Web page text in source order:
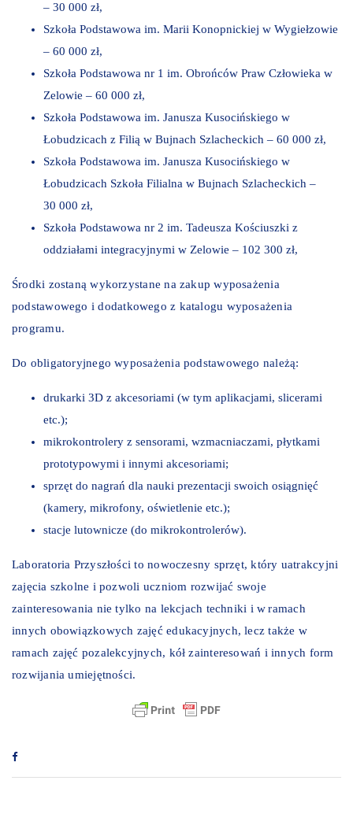
– 30 000 zł,
Szkoła Podstawowa im. Marii Konopnickiej w Wygiełzowie
– 60 000 zł,
Szkoła Podstawowa nr 1 im. Obrońców Praw Człowieka w
Zelowie – 60 000 zł,
Szkoła Podstawowa im. Janusza Kusocińskiego w
Łobudzicach z Filią w Bujnach Szlacheckich – 60 000 zł,
Szkoła Podstawowa im. Janusza Kusocińskiego w
Łobudzicach Szkoła Filialna w Bujnach Szlacheckich –
30 000 zł,
Szkoła Podstawowa nr 2 im. Tadeusza Kościuszki z
oddziałami integracyjnymi w Zelowie – 102 300 zł,
Środki zostaną wykorzystane na zakup wyposażenia
podstawowego i dodatkowego z katalogu wyposażenia
programu.
Do obligatoryjnego wyposażenia podstawowego należą:
drukarki 3D z akcesoriami (w tym aplikacjami, slicerami
etc.);
mikrokontrolery z sensorami, wzmacniaczami, płytkami
prototypowymi i innymi akcesoriami;
sprzęt do nagrań dla nauki prezentacji swoich osiągnięć
(kamery, mikrofony, oświetlenie etc.);
stacje lutownicze (do mikrokontrolerów).
Laboratoria Przyszłości to nowoczesny sprzęt, który uatrakcyjni
zajęcia szkolne i pozwoli uczniom rozwijać swoje
zainteresowania nie tylko na lekcjach techniki i w ramach
innych obowiązkowych zajęć edukacyjnych, lecz także w
ramach zajęć pozalekcyjnych, kół zainteresowań i innych form
rozwijania umiejętności.